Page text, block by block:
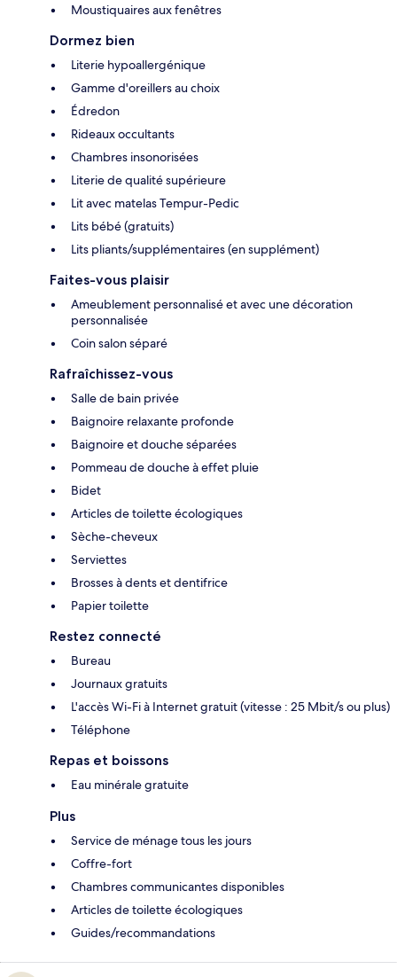
Moustiquaires aux fenêtres
Dormez bien
Literie hypoallergénique
Gamme d'oreillers au choix
Édredon
Rideaux occultants
Chambres insonorisées
Literie de qualité supérieure
Lit avec matelas Tempur-Pedic
Lits bébé (gratuits)
Lits pliants/supplémentaires (en supplément)
Faites-vous plaisir
Ameublement personnalisé et avec une décoration
personnalisée
Coin salon séparé
Rafraîchissez-vous
Salle de bain privée
Baignoire relaxante profonde
Baignoire et douche séparées
Pommeau de douche à effet pluie
Bidet
Articles de toilette écologiques
Sèche-cheveux
Serviettes
Brosses à dents et dentifrice
Papier toilette
Restez connecté
Bureau
Journaux gratuits
L'accès Wi-Fi à Internet gratuit (vitesse : 25 Mbit/s ou plus)
Téléphone
Repas et boissons
Eau minérale gratuite
Plus
Service de ménage tous les jours
Coffre-fort
Chambres communicantes disponibles
Articles de toilette écologiques
Guides/recommandations